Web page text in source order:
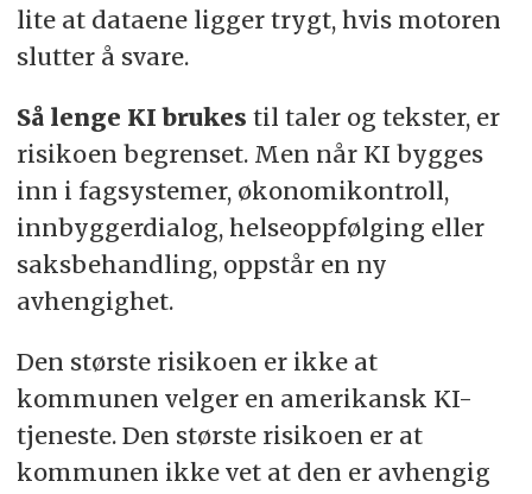
lite at dataene ligger trygt, hvis motoren
slutter å svare.
Så lenge KI brukes til taler og tekster, er
risikoen begrenset. Men når KI bygges
inn i fagsystemer, økonomikontroll,
innbyggerdialog, helseoppfølging eller
saksbehandling, oppstår en ny
avhengighet.
Den største risikoen er ikke at
kommunen velger en amerikansk KI-
tjeneste. Den største risikoen er at
kommunen ikke vet at den er avhengig